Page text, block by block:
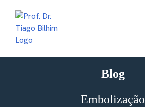
content
Blog
Embolização